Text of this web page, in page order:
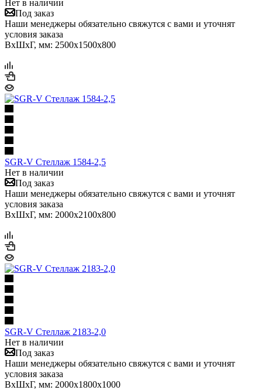
Нет в наличии
Под заказ
Наши менеджеры обязательно свяжутся с вами и уточнят
условия заказа
ВхШхГ, мм: 2500x1500x800
SGR-V Стеллаж 1584-2,5
Нет в наличии
Под заказ
Наши менеджеры обязательно свяжутся с вами и уточнят
условия заказа
ВхШхГ, мм: 2000x2100x800
SGR-V Стеллаж 2183-2,0
Нет в наличии
Под заказ
Наши менеджеры обязательно свяжутся с вами и уточнят
условия заказа
ВхШхГ, мм: 2000x1800x1000